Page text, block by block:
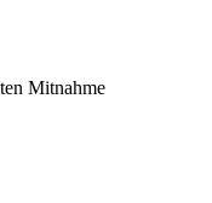
Mitnahme